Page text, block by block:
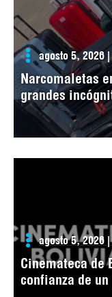
agosto 5, 2026
Narcomaletas
grandes
agosto 5, 2026
Cinemateca
confianza de